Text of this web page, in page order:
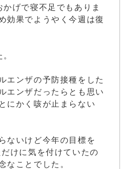
げで寝不足でもありま
効果でようやく今週は復
エンザの予防接種をした
エンザだったらとも思い
にかく咳が止まらない
ないけど今年の目標を
だけに気を付けていたの
なことでした。